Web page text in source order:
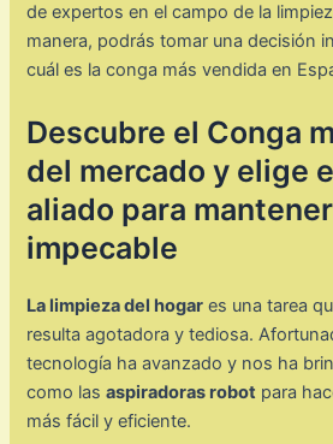
de expertos en el campo de la
manera, podrás tomar una decisión
cuál es la conga más vendida en
Descubre el Conga
del mercado y elige
aliado para
impecable
La limpieza del hogar es una tarea
resulta agotadora y tediosa.
tecnología ha avanzado y nos ha
como lasaspiradoras robot para
más fácil y eficiente.